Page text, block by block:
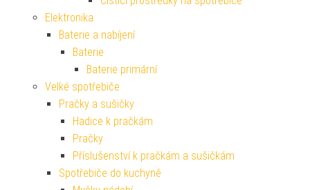
Elektronika
Baterie a nabíjení
Baterie
Baterie primární
Velké spotřebiče
Pračky a sušičky
Hadice k pračkám
Pračky
Příslušenství k pračkám a sušičkám
Spotřebiče do kuchyně